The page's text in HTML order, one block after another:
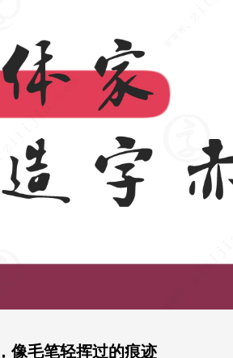
像毛笔轻挥过的痕迹